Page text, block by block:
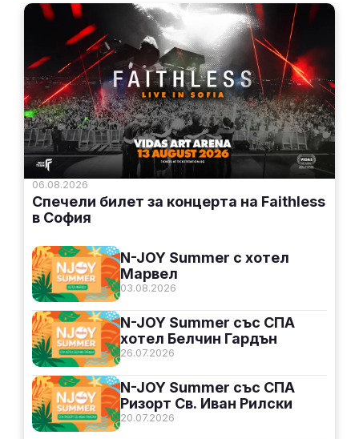
06.08.2026
Спечели билет за концерта на Faithless
в София
03.08.2026
N-JOY Summer с хотел
Марвел
26.07.2026
N-JOY Summer със СПА
хотел Белчин Гардън
20.07.2026
N-JOY Summer със СПА
Ризорт Св. Иван Рилски